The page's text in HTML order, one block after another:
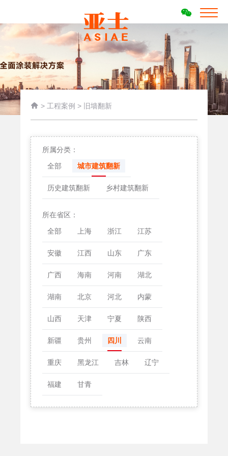
 > 工程案例 > 旧墙翻新
所属分类：
全部
城市建筑翻新
历史建筑翻新 乡村建筑翻新
所在省区：
全部
上海 浙江 江苏
安徽 江西 山东 广东
广西 海南 河南 湖北
湖南 北京 河北 内蒙
山西 天津 宁夏 陕西
新疆 贵州 四川 云南
重庆 黑龙江 吉林 辽宁
福建 甘青